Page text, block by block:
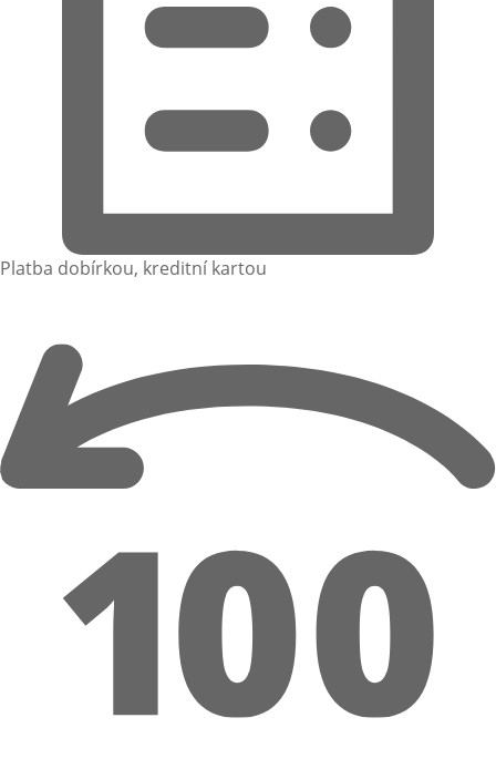
Platba dobírkou, kreditní kartou